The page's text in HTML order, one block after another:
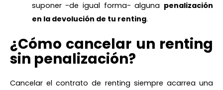
suponer -de igual forma- alguna penalización
en la devolución de tu renting.
¿Cómo cancelar un renting
sin penalización?
Cancelar el contrato de renting siempre acarrea una